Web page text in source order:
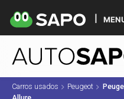
Carros usados Peugeot